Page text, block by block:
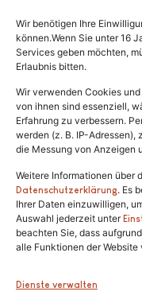
Wir benötigen Ihre
können.Wenn Sie unter 16
Services geben möchten,
Erlaubnis bitten.
Wir verwenden Cookies
von ihnen sind essenziell,
Erfahrung zu verbessern.
werden (z. B. IP-Adressen),
die Messung von Anzeigen
Weitere Informationen über
Datenschutzerklärung. Es
Ihrer Daten einzuwilligen,
Auswahl jederzeit unter
beachten Sie, dass
alle Funktionen der Website
Dienste verwalten
Copyright ©
Tel.:
Im